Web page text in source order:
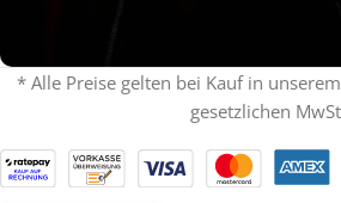
% ON SALE %
Oakley mit Sehstärke
SPECIAL OFFER
* Alle Preise gelten bei Kauf in
gesetzlichen